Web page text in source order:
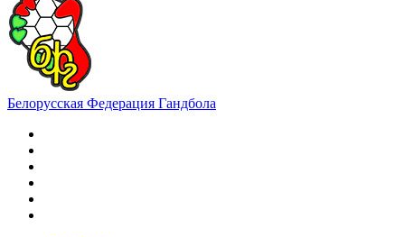
Белорусская Федерация Гандбола